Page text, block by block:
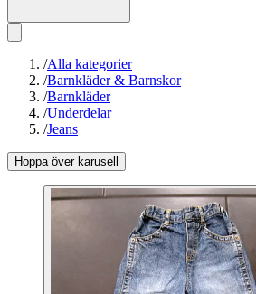
/Alla kategorier
/Barnkläder & Barnskor
/Barnkläder
/Underdelar
/Jeans
Hoppa över karusell